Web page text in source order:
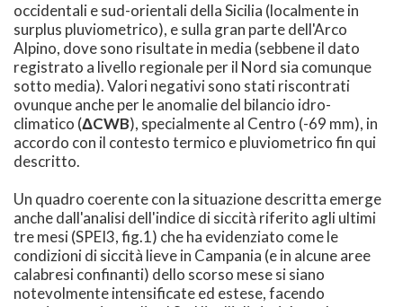
occidentali e sud-orientali della Sicilia (localmente in
surplus pluviometrico), e sulla gran parte dell'Arco
Alpino, dove sono risultate in media (sebbene il dato
registrato a livello regionale per il Nord sia comunque
sotto media). Valori negativi sono stati riscontrati
ovunque anche per le anomalie del bilancio idro-
climatico (ΔCWB), specialmente al Centro (-69 mm), in
accordo con il contesto termico e pluviometrico fin qui
descritto.
Un quadro coerente con la situazione descritta emerge
anche dall'analisi dell'indice di siccità riferito agli ultimi
tre mesi (SPEI3, fig.1) che ha evidenziato come le
condizioni di siccità lieve in Campania (e in alcune aree
calabresi confinanti) dello scorso mese si siano
notevolmente intensificate ed estese, facendo